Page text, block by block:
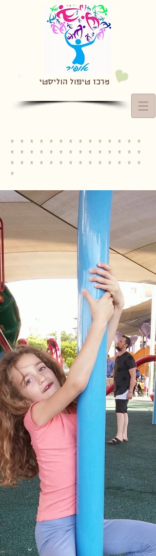
מרכז טיפול הוליסטי
* * * * * * * * * * * * * *
* * * * * * * * * * * * * *
* * * * * * * * * * * * * *
*